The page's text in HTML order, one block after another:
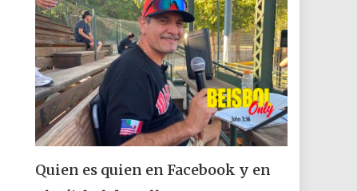
Quien es quien en Facebook y en